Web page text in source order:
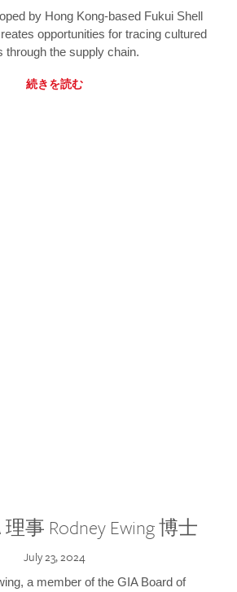
by Hong Kong-based Fukui Shell
opportunities for tracing cultured
through the supply chain.
続きを読む
事 Rodney Ewing 博士
July 23, 2024
a member of the GIA Board of